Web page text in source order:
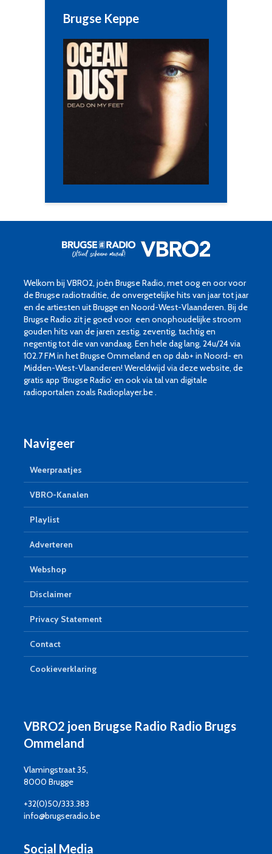
Brugse Keppe
Welkom bij VBRO2, joèn Brugse Radio, met oog en oor voor
de Brugse radiotraditie, de onvergetelijke hits van jaar tot jaar
en de artiesten uit Brugge en Noord-West-Vlaanderen. Bij de
Brugse Radio zit je goed voor een onophoudelijke stroom
gouden hits van de jaren zestig, zeventig, tachtig en
negentig tot die van vandaag. Een hele dag lang, 24u/24 via
102.7 FM in het Brugse Ommeland en op dab+ in Noord- en
Midden-West-Vlaanderen! Wereldwijd via deze website, de
gratis app ‘Brugse Radio’ en ook via tal van digitale
radioportalen zoals Radioplayer.be .
Navigeer
Weerpraatjes
VBRO-Kanalen
Playlist
Adverteren
Webshop
Disclaimer
Privacy Statement
Contact
Cookieverklaring
VBRO2 joen Brugse Radio Radio Brugs
Ommeland
Vlamingstraat 35,
8000 Brugge
+32(0)50/333.383
info@brugseradio.be
Social Media